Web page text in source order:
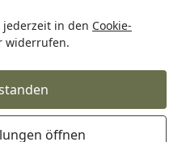
in den Cookie-
widerrufen.
öffnen
Wolfcraft
workstand